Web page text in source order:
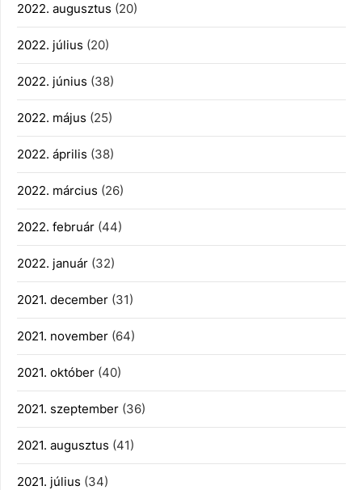
2022. augusztus (20)
2022. július (20)
2022. június (38)
2022. május (25)
2022. április (38)
2022. március (26)
2022. február (44)
2022. január (32)
2021. december (31)
2021. november (64)
2021. október (40)
2021. szeptember (36)
2021. augusztus (41)
2021. július (34)